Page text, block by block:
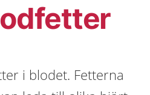
i blodet. Fetterna